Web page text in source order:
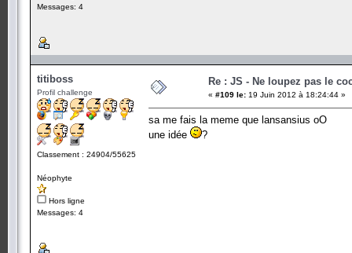
Messages: 4
titiboss
Profil challenge
Classement : 24904/55625
Néophyte
Hors ligne
Messages: 4
Re : JS - Ne loupez pas le
« #109 le: 19 Juin 2012 à 18:24:44 »
sa me fais la meme que lansansius oO
une idée
?